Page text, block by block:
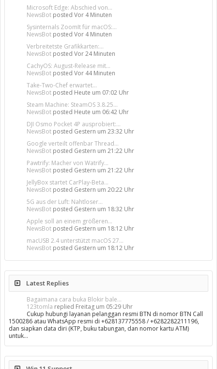
Microsoft Edge: Abschied von...
NewsBot posted Vor 4 Minuten
Sysinternals ZoomIt für macOS:...
NewsBot posted Vor 4 Minuten
Verbreitetste Grafikkarten:...
NewsBot posted Vor 24 Minuten
CachyOS: August-Release mit...
NewsBot posted Vor 44 Minuten
Take-Two-Chef erwartet...
NewsBot posted Heute um 07:02 Uhr
Steam Machine: SteamOS 3.8.25...
NewsBot posted Heute um 06:42 Uhr
DJI Osmo Pocket 4P ausprobiert:...
NewsBot posted Gestern um 23:32 Uhr
Google verteilt offenbar Thread...
NewsBot posted Gestern um 21:22 Uhr
Pawtrify: Macher von Watrify...
NewsBot posted Gestern um 21:22 Uhr
JellyBox startet CarPlay-Beta...
NewsBot posted Gestern um 20:22 Uhr
5G aus der Luft: Nahtloser...
NewsBot posted Gestern um 18:32 Uhr
Apple soll an einem größeren...
NewsBot posted Gestern um 18:12 Uhr
macUSB 2.4 unterstützt macOS 27...
NewsBot posted Gestern um 18:12 Uhr
Latest Replies
Bagaimana cara buka Blokir bale...
123tomla replied Freitag um 05:29 Uhr
Cukup hubungi layanan pelanggan resmi BTN di nomor BTN Call
1500286 atau WhatsApp resmi di +628137775558 / +6282282211196,
dan siapkan data diri (KTP, buku tabungan, dan nomor kartu ATM)
untuk…